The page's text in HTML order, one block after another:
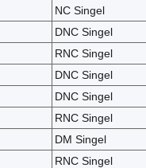
NC Singel
DNC Singel
RNC Singel
DNC Singel
DNC Singel
RNC Singel
DM Singel
RNC Singel